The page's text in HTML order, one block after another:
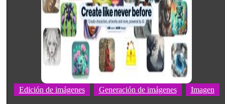
Edición de imágenes Generación de imágenes Imagen